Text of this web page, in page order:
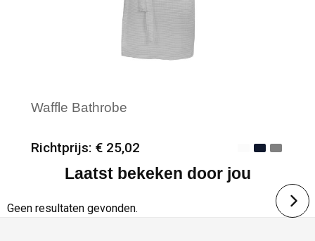
Waffle Bathrobe
Richtprijs: € 25,02
Minimale afname: 12
Laatst bekeken door jou
Geen resultaten gevonden.